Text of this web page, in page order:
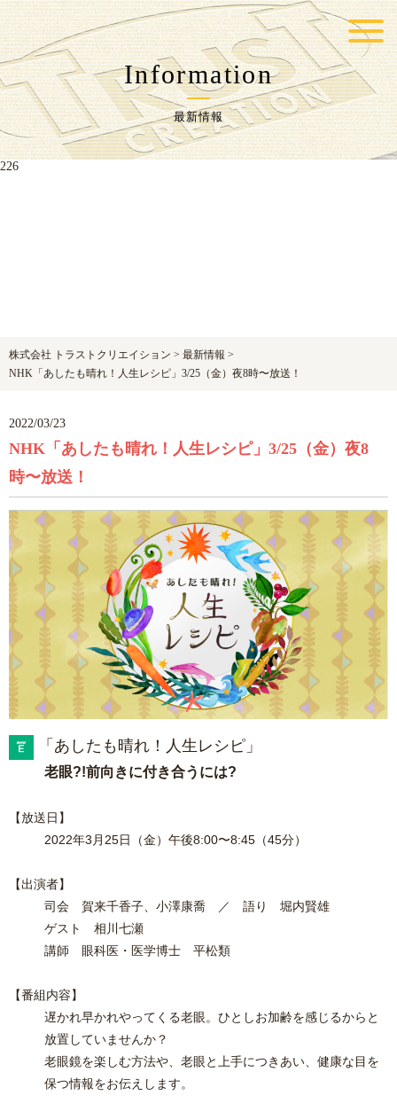
Warning : Undefined variable $postID in /home/trustcr/trust-
cr.com/public_html/wp-content/themes/jpcrest-themes/functions.phpon line
217
Warning : Undefined variable $postID in/home/trustcr/trust-
cr.com/public_html/wp-content/themes/jpcrest-themes/functions.php
on line
226
Information
最新情報
株式会社 トラストクリエイション > 最新情報 >
NHK「あしたも晴れ！人生レシピ」3/25（金）夜8時〜放送！
2022/03/23
NHK「あしたも晴れ！人生レシピ」3/25（金）夜8
時〜放送！
「あしたも晴れ！人生レシピ」
老眼?!前向きに付き合うには?
【放送日】
2022年3月25日（金）午後8:00〜8:45（45分）
【出演者】
司会 賀来千香子、小澤康喬 ／ 語り 堀内賢雄
ゲスト 相川七瀬
講師 眼科医・医学博士 平松類
【番組内容】
遅かれ早かれやってくる老眼。ひとしお加齢を感じるからと
放置していませんか？
老眼鏡を楽しむ方法や、老眼と上手につきあい、健康な目を
保つ情報をお伝えします。